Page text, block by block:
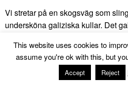
Vi stretar på en skogsväg som
undersköna galiziska kullar. Det
sluter in i mjukt gungande slätter.
skog lyser inte i rosenrött. Vi är
massgrav strax utanför Kraków.
This website uses cookies to
assume you're ok with this, but
Accept Reject